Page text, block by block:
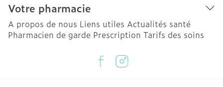
Votre pharmacie
A propos de nous Liens utiles Actualités santé
Pharmacien de garde Prescription Tarifs des soins